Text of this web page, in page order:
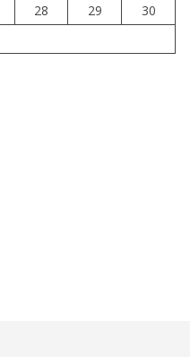
28 29
30